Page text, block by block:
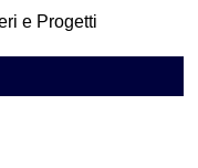
e Progetti